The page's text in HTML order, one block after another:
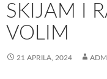
SKIJAM I
VOLIM
21 APRILA, 2024